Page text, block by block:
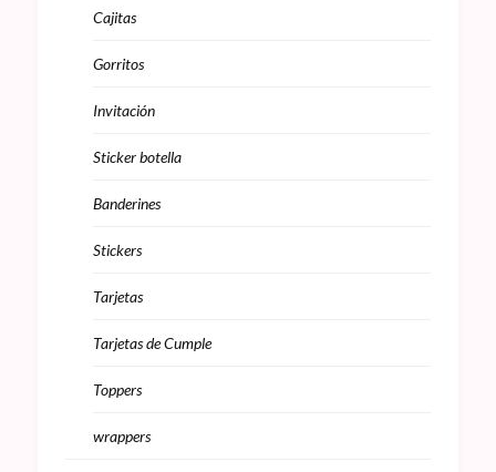
Cajitas
Gorritos
Invitación
Sticker botella
Banderines
Stickers
Tarjetas
Tarjetas de Cumple
Toppers
wrappers